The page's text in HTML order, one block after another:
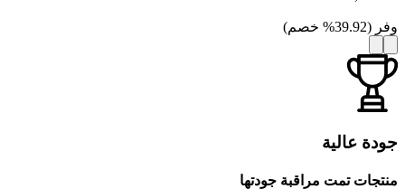
وفر (
39.92
% خصم)
جودة عالية
منتجات تمت مراقبة جودتها